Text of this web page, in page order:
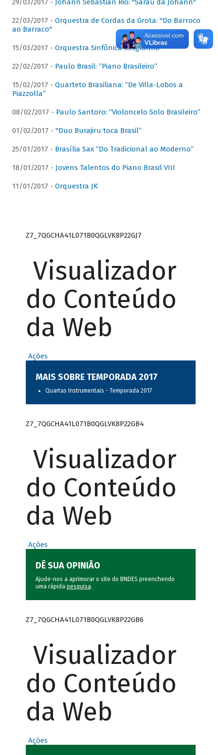
29/03/2017 - Johann Sebastian Rio: "Sarau da Johann"
22/03/2017 - Orquestra de Cordas da Grota: "Do Barroco
ao Barraco"
15/03/2017 - Orquestra Sinfônica Cesgranrio
22/02/2017 - Paulo Brasil: “Piano Brasileiro”
15/02/2017 - Quarteto Brasiliana: “De Villa-Lobos a
Piazzolla”
08/02/2017 - Paulo Santoro: “Violoncelo Solo Brasileiro”
01/02/2017 - "Duo Burajiru toca Brasil”
25/01/2017 - Brasília Sax “Do Tradicional ao Moderno”
18/01/2017 - Jovens Talentos do Piano Brasil VIII
11/01/2017 - Orquestra JK
Z7_7QGCHA41L071B0QGLVK8P22GJ7
Visualizador
do Conteúdo
da Web
Ações
MAIS SOBRE TEMPORADA 2017
Quartas Instrumentais - Temporada 2017
Z7_7QGCHA41L071B0QGLVK8P22GB4
Visualizador
do Conteúdo
da Web
Ações
DÊ SUA OPINIÃO
Ajude-nos a aprimorar o site do BNDES preenchendo
uma rápida pesquisa.
Z7_7QGCHA41L071B0QGLVK8P22GB6
Visualizador
do Conteúdo
da Web
Ações